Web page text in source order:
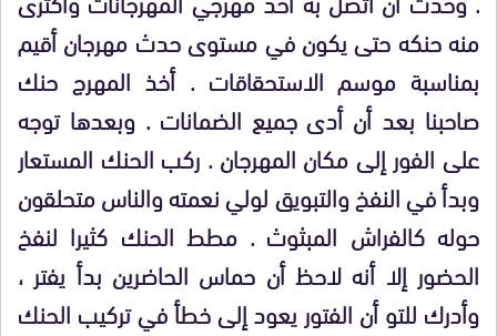
منه حنكه حتى يكون في مستوى حدث مهرجان أقيم
بمناسبة موسم الاستحقاقات . أخذ المهرج حنك
صاحبنا بعد أن أدى جميع الضمانات . وبعدها توجه
على الفور إلى مكان المهرجان . ركب الحنك المستعار
وبدأ في النفخ والتبويق لولي نعمته والناس متحلقون
حوله كالفراش المبثوث . مطط الحنك كثيرا لنفخ
الحضور إلا أنه لاحظ أن حماس الحاضرين بدأ يفتر ،
وأدرك للتو أن الفتور يعود إلى خطأ في تركيب الحنك